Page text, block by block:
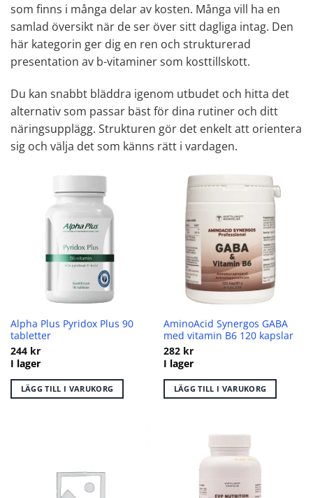
som finns i många delar av kosten. Många vill ha en
samlad översikt när de ser över sitt dagliga intag. Den
här kategorin ger dig en ren och strukturerad
presentation av b-vitaminer som kosttillskott.
Du kan snabbt bläddra igenom utbudet och hitta det
alternativ som passar bäst för dina rutiner och ditt
näringsupplägg. Strukturen gör det enkelt att orientera
sig och välja det som känns rätt i vardagen.
Alpha Plus Pyridox Plus 90
tabletter
244 kr
I lager
LÄGG TILL I VARUKORG
AminoAcid Synergos GABA
med vitamin B6 120 kapslar
282 kr
I lager
LÄGG TILL I VARUKORG